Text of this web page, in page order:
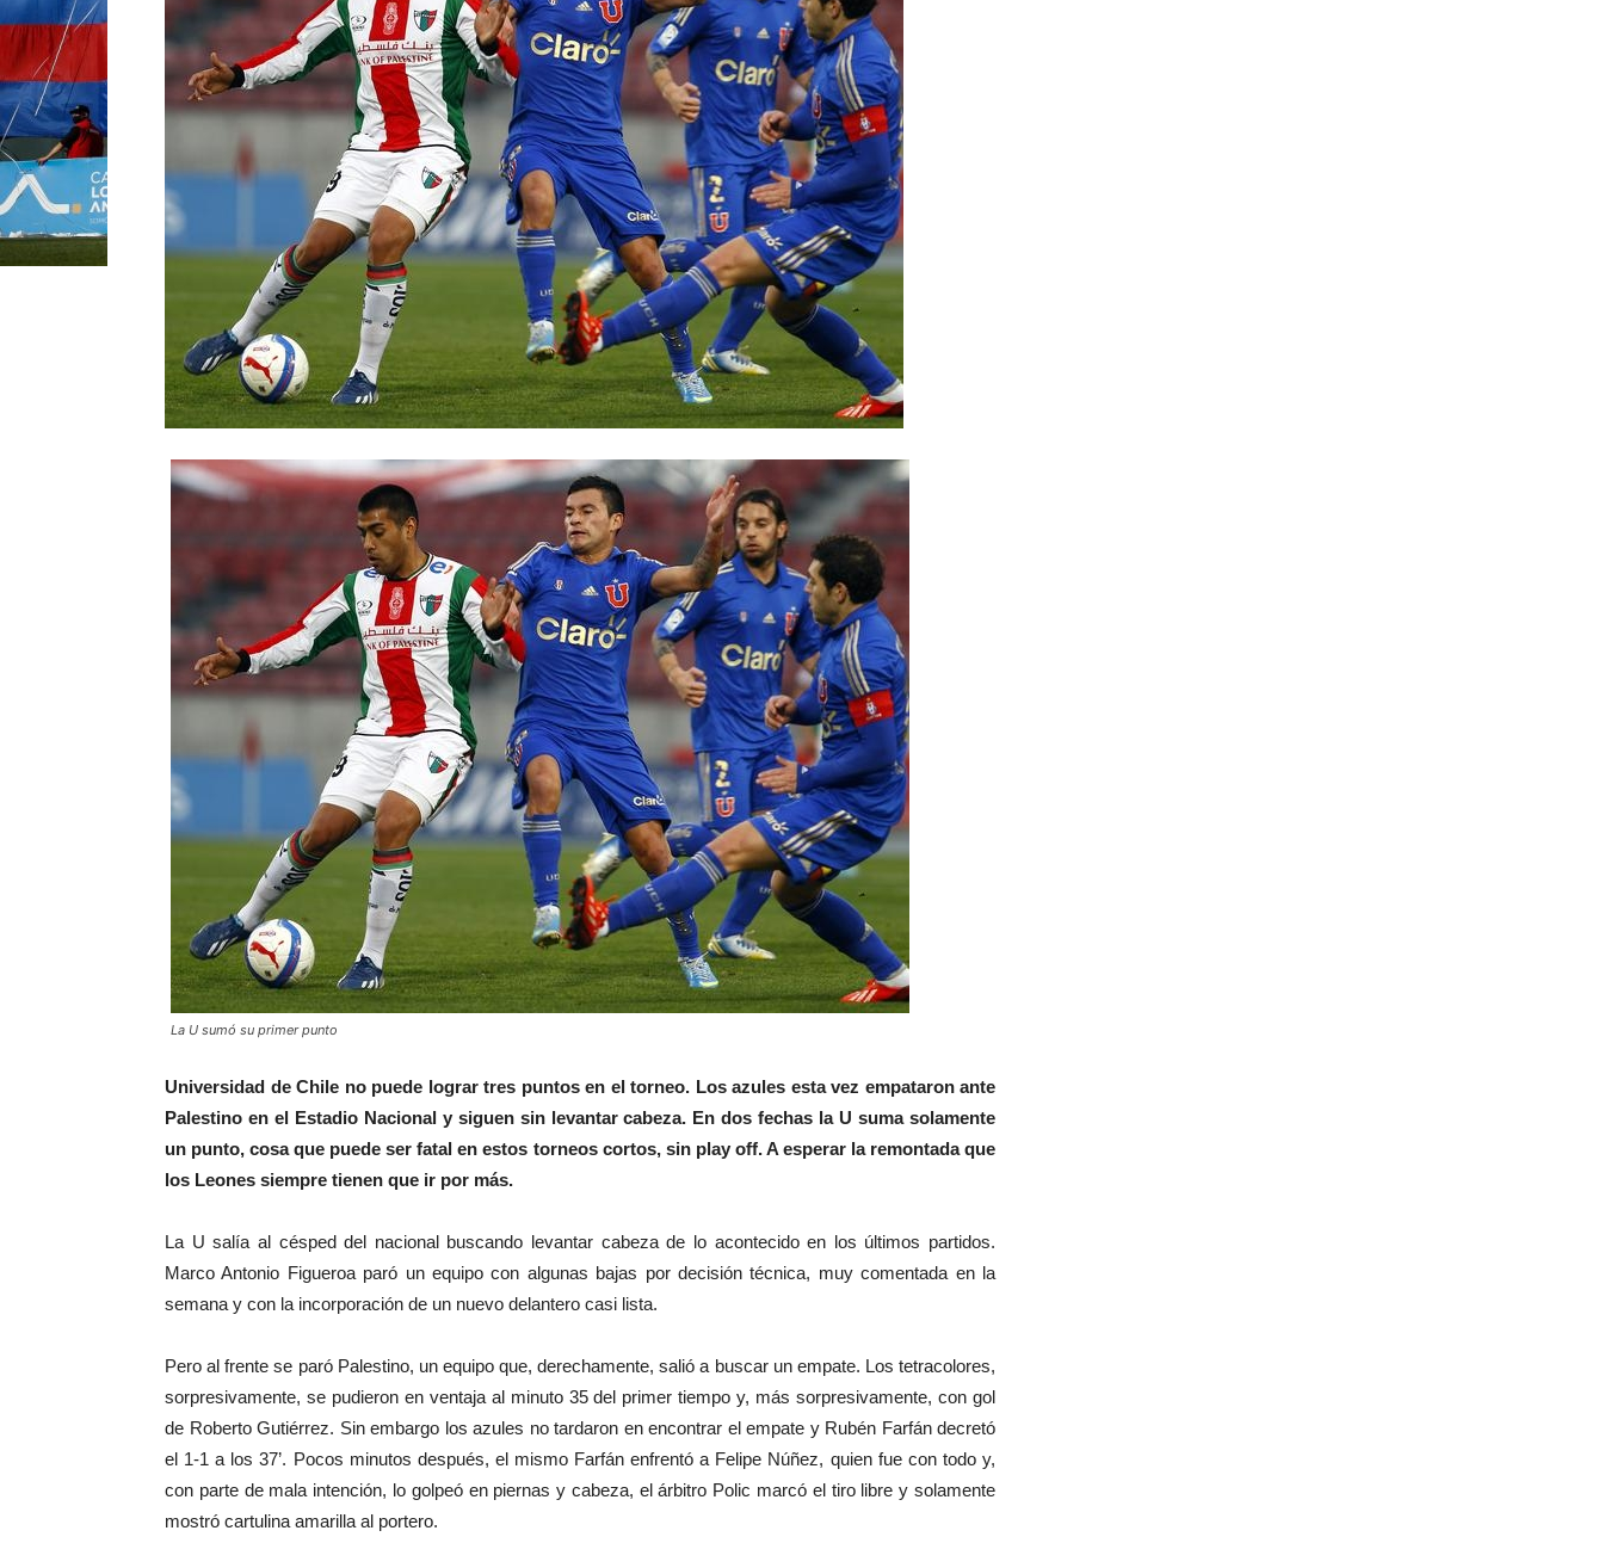
La U sumó su primer punto
Universidad de Chile no puede lograr tres puntos en el torneo. Los azules esta vez empataron ante
Palestino en el Estadio Nacional y siguen sin levantar cabeza. En dos fechas la U suma solamente
un punto, cosa que puede ser fatal en estos torneos cortos, sin play off. A esperar la remontada que
los Leones siempre tienen que ir por más.
La U salía al césped del nacional buscando levantar cabeza de lo acontecido en los últimos partidos.
Marco Antonio Figueroa paró un equipo con algunas bajas por decisión técnica, muy comentada en la
semana y con la incorporación de un nuevo delantero casi lista.
Pero al frente se paró Palestino, un equipo que, derechamente, salió a buscar un empate. Los tetracolores,
sorpresivamente, se pudieron en ventaja al minuto 35 del primer tiempo y, más sorpresivamente, con gol
de Roberto Gutiérrez. Sin embargo los azules no tardaron en encontrar el empate y Rubén Farfán decretó
el 1-1 a los 37’. Pocos minutos después, el mismo Farfán enfrentó a Felipe Núñez, quien fue con todo y,
con parte de mala intención, lo golpeó en piernas y cabeza, el árbitro Polic marcó el tiro libre y solamente
mostró cartulina amarilla al portero.